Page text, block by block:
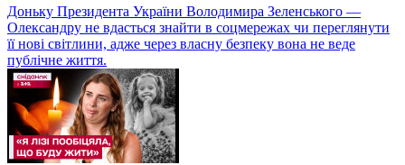
Доньку Президента України Володимира Зеленського —
Олександру не вдасться знайти в соцмережах чи переглянути
її нові світлини, адже через власну безпеку вона не веде
публічне життя.